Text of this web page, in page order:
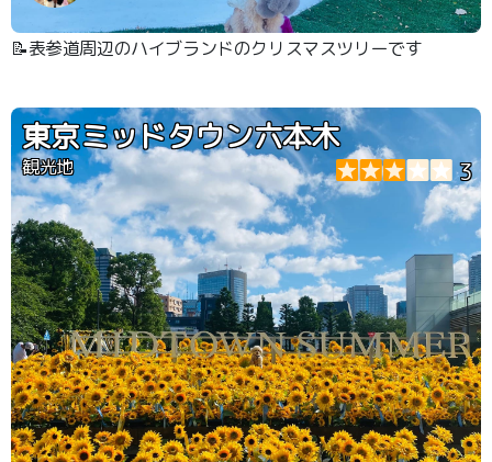
📝表参道周辺のハイブランドのクリスマスツリーです
東京ミッドタウン六本木
観光地 3